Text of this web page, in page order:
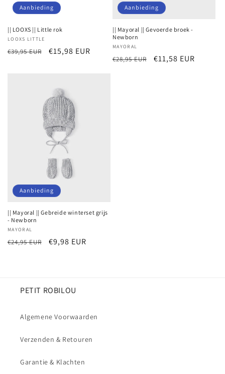
Aanbieding
|| LOOXS || Little rok
Verkoper:
LOOXS LITTLE
Normale
€39,95 EUR Aanbiedingsprijs
€15,98 EUR
Aanbieding
|| Mayoral || Gevoerde broek -
Newborn
Verkoper:
MAYORAL
Normale
€28,95 EUR Aanbiedingsprijs
€11,58 EUR
Aanbieding
|| Mayoral || Gebreide winterset grijs
- Newborn
Verkoper:
MAYORAL
Normale
€24,95 EUR Aanbiedingsprijs
€9,98 EUR
PETIT ROBILOU
Algemene Voorwaarden
Verzenden & Retouren
Garantie & Klachten